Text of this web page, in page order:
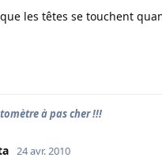
les têtes se touchent
à pas cher !!!
24 avr. 2010